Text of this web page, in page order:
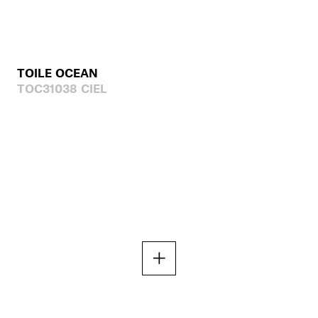
TOILE OCEAN
TOC31038 CIEL